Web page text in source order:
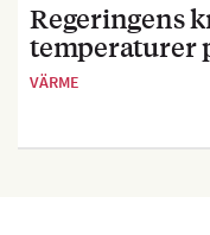
Regeringens
temperaturer
VÄRME